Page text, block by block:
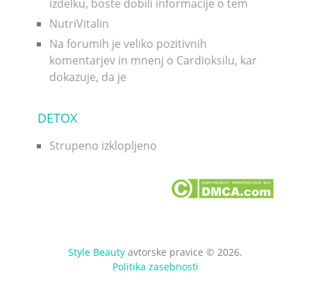
izdelku, boste dobili informacije o tem
NutriVitalin
Na forumih je veliko pozitivnih
komentarjev in mnenj o Cardioksilu, kar
dokazuje, da je
DETOX
Strupeno izklopljeno
Style Beauty avtorske pravice © 2026.
Politika zasebnosti